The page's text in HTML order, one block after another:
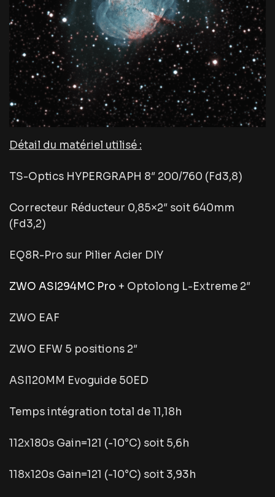
Détail du matériel utilisé :
TS-Optics HYPERGRAPH 8″ 200/760 (Fd3,8)
Correcteur Réducteur 0,85×2″ soit 640mm
(Fd3,2)
EQ8R-Pro sur Pilier Acier DIY
ZWO ASI294MC Pro + Optolong L-Extreme 2″
ZWO EAF
ZWO EFW 5 positions 2″
ASI120MM Evoguide 50ED
Temps intégration total de 11,18h
112x180s Gain=121 (-10°C) soit 5,6h
118x120s Gain=121 (-10°C) soit 3,93h